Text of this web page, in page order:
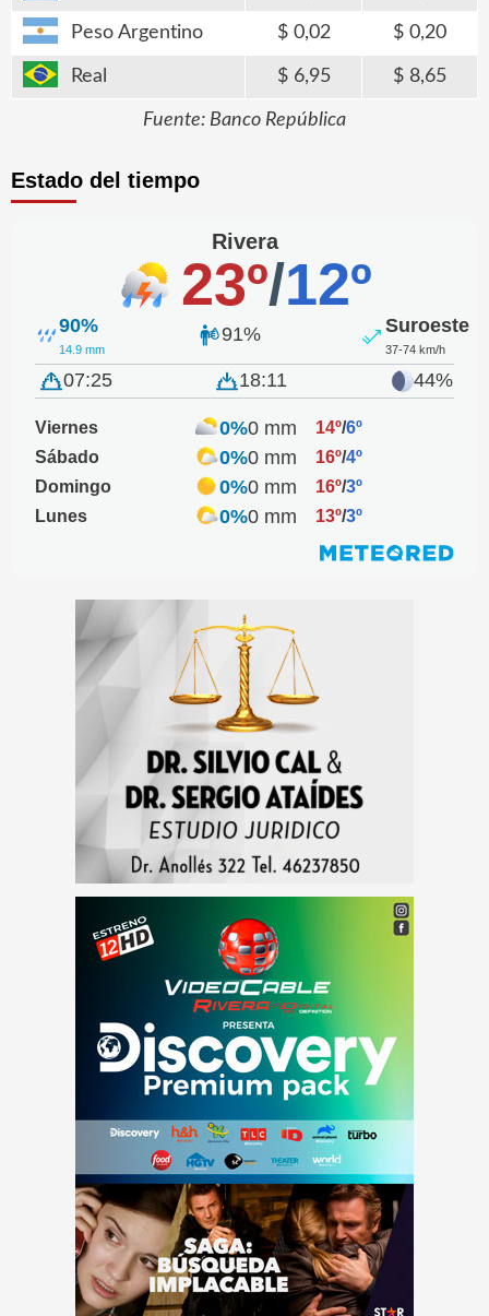
Peso Argentino 0,02 0,20
Real 6,95 8,65
Fuente: Banco República
Estado del tiempo
Rivera
23º/12º
90%
14.9 mm
91% Suroeste
37-74 km/h
07:25 18:11 44%
Viernes 0%0 mm 14º/6º
Sábado
0%0 mm 16º/4º
Domingo
0%0 mm 16º/3º
Lunes
0%0 mm 13º/3º